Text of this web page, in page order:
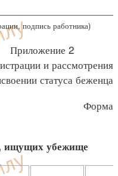
подпись работника)
Приложение 2
и рассмотрения
статуса беженца
Форма
ищущих убежище